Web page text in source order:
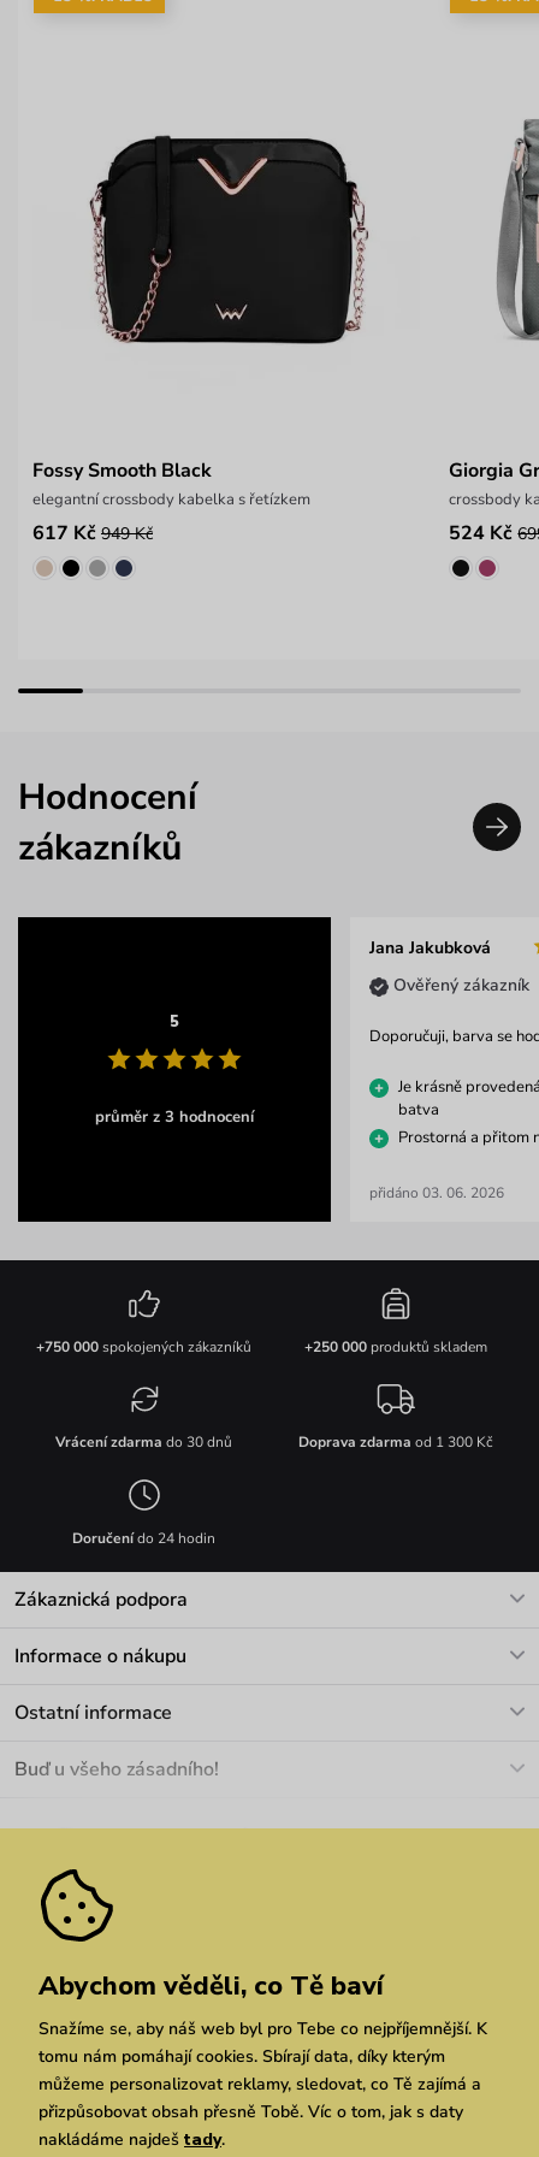
Fossy Smooth Black
elegantní crossbody kabelka s řetízkem
617 Kč 949 Kč
Giorgia
crossbody
524 Kč
Hodnocení
zákazníků
5
průměr z 3 hodnocení
Jana Jakubková
Ověřený zákazník
Doporučuji, barva se
Je krásně
batva
Prostorná a přitom
přidáno 03. 06. 2026
+750 000spokojených zákazníků +250 000produktů skladem
Vrácení zdarma do 30 dnů Doprava zdarma od 1 300 Kč
Doručenído 24 hodin
Zákaznická podpora
Informace o nákupu
Materiály a údržba
Pozáruční opravy
Ostatní informace
Velkoobchod
We Care
Dárkové poukazy
Vuchlook
Prodejny
Praha Brno Chrudim
Buď u všeho zásadního!
Zásady ochrany osobních údajů
Abychom věděli, co Tě baví
Snažíme se, aby náš web byl pro Tebe co nejpříjemnější. K
tomu nám pomáhají cookies. Sbírají data, díky kterým
můžeme personalizovat reklamy, sledovat, co Tě zajímá a
přizpůsobovat obsah přesně Tobě. Víc o tom, jak s daty
nakládáme najdeš tady.